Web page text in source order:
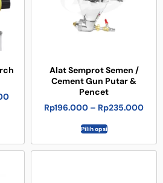
Alat Semprot Semen /
Cement Gun Putar &
Pencet
Rp196.000 – Rp235.000
Pilih opsi